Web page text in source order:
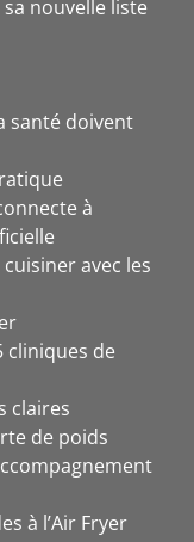
nouvelle liste
santé doivent
à
avec les
cliniques de
claires
de poids
à l’Air Fryer